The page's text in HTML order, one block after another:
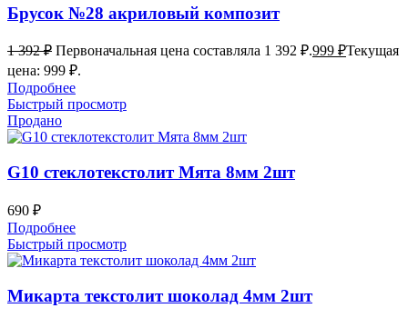
Брусок №28 акриловый композит
1 392₽ Первоначальная цена составляла 1 392 ₽.999 ₽Текущая
цена: 999 ₽.
Подробнее
Быстрый просмотр
Продано
G10 стеклотекстолит Мята 8мм 2шт
690 ₽
Подробнее
Быстрый просмотр
Микарта текстолит шоколад 4мм 2шт